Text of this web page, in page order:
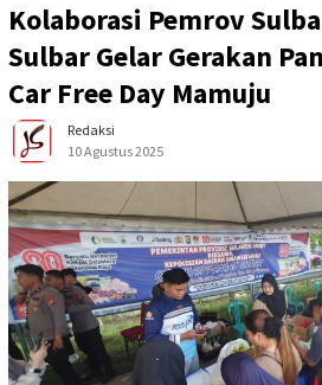
Kolaborasi Pemrov
Sulbar Gelar Gerakan
Car Free Day Mamuju
Redaksi
10 Agustus 2025